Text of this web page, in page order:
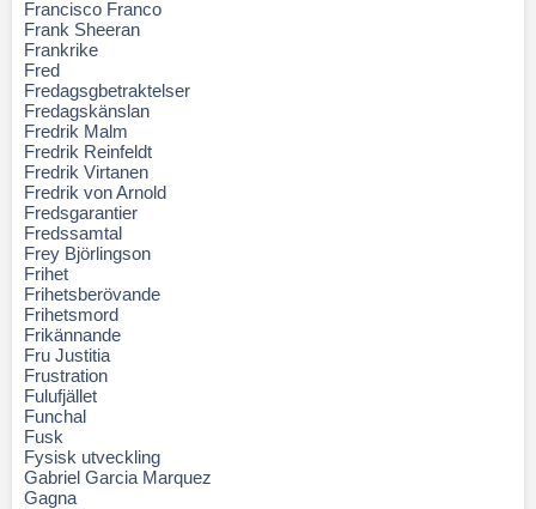
Francisco Franco
Frank Sheeran
Frankrike
Fred
Fredagsgbetraktelser
Fredagskänslan
Fredrik Malm
Fredrik Reinfeldt
Fredrik Virtanen
Fredrik von Arnold
Fredsgarantier
Fredssamtal
Frey Björlingson
Frihet
Frihetsberövande
Frihetsmord
Frikännande
Fru Justitia
Frustration
Fulufjället
Funchal
Fusk
Fysisk utveckling
Gabriel Garcia Marquez
Gagna